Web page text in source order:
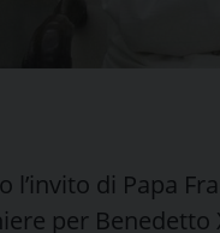
l’invito di Papa
per